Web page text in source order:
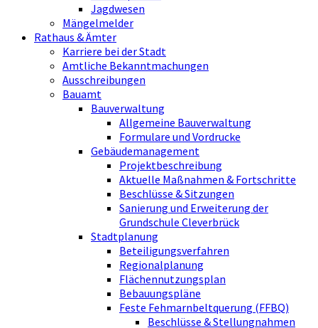
Jagdwesen
Mängelmelder
Rathaus & Ämter
Karriere bei der Stadt
Amtliche Bekanntmachungen
Ausschreibungen
Bauamt
Bauverwaltung
Allgemeine Bauverwaltung
Formulare und Vordrucke
Gebäudemanagement
Projektbeschreibung
Aktuelle Maßnahmen & Fortschritte
Beschlüsse & Sitzungen
Sanierung und Erweiterung der
Grundschule Cleverbrück
Stadtplanung
Beteiligungsverfahren
Regionalplanung
Flächennutzungsplan
Bebauungspläne
Feste Fehmarnbeltquerung (FFBQ)
Beschlüsse & Stellungnahmen